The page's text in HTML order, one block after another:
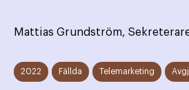
Mattias Grundström,
2022 Fällda Telemarketing